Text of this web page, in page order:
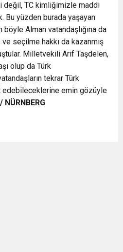
değil, TC kimliğimizle maddi
Bu yüzden burada yaşayan
böyle Alman vatandaşlığına da
seçilme hakkı da kazanmış
Milletvekili Arif Taşdelen,
olup da Türk
tekrar Türk
edebileceklerine emin gözüyle